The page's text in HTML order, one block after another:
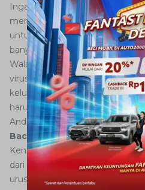
Ingat, gunakan mobil Toyota
mendesak atau darurat di luar
untuk hang out di cafe atau
banyak orang.
Walau status PPKM level 3
virus corona belumlah usai. Jadi,
keluarga dan orang-orang
harus keluar rumah
Anda telah mendapatkan vaksin
Baca Juga:Rekomendasi
Kenakan selalu masker walau
dari mobil. Jangan berlama-
urusan mendesak. Jangan lupa